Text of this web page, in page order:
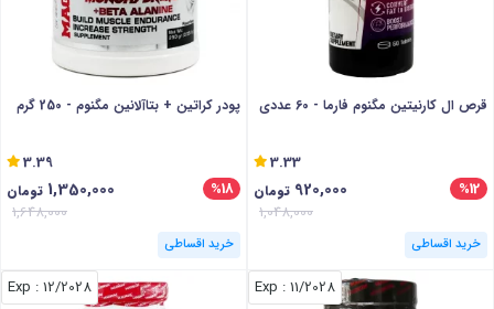
قرص ال کارنیتین مگنوم فارما - 60 عددی
3.33
%12
920,000 تومان
1,048,000
خرید اقساطی
پودر کراتین + بتاآلانین مگنوم - 250 گرم
3.39
%18
1,350,000 تومان
1,648,000
خرید اقساطی
11/2028
: Exp
12/2028
: Exp